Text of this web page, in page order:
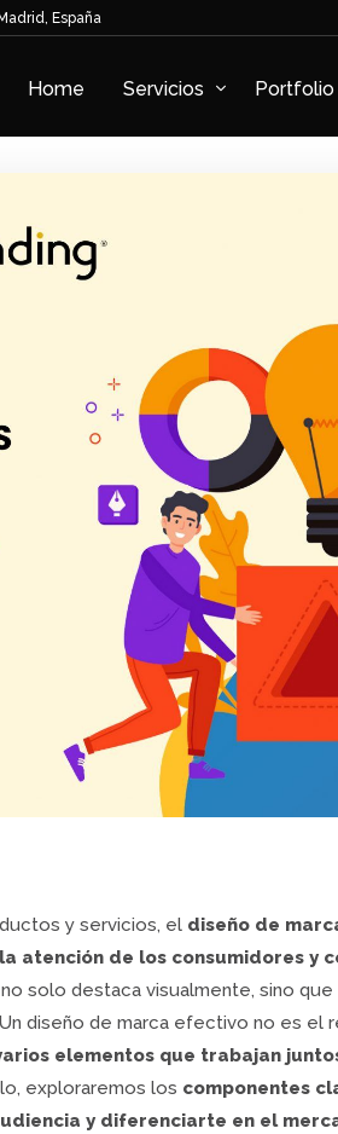
Madrid, España
Home Servicios Portfolio
y servicios, el diseño de
atención de los consumidores y
no solo destaca visualmente, sino que
diseño de marca efectivo no es el
elementos que trabajan
exploraremos los componentes
y diferenciarte en el